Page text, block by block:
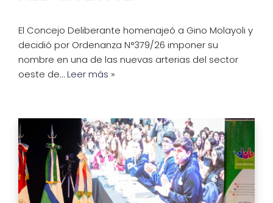
El Concejo Deliberante homenajeó a Gino Molayoli y
decidió por Ordenanza N°379/26 imponer su
nombre en una de las nuevas arterias del sector
oeste de…Leer más »